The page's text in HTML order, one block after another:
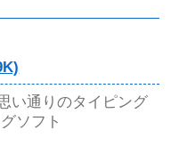
い通りのタイピング
ソフト